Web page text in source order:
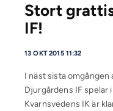
Stort
IF!
13 OKT 2015 11:32
I näst sista
Djurgårdens IF spelar
Kvarnsvedens IK är